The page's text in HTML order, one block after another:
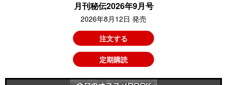
月刊秘伝2026年9月号
2026年8月12日 発売
注文する
定期購読